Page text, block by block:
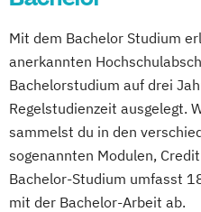
Abendstudium
Lernpsychologie und
Lerntherapie
Personalpsychologie
Management
Psychologie
Mit dem Bachelor Studium
anerkannten
Bachelorstudium auf drei
Regelstudienzeit ausgelegt.
sammelst du in den
sogenannten Modulen,
Bachelor-Studium umfasst
mit der Bachelor-Arbeit ab.